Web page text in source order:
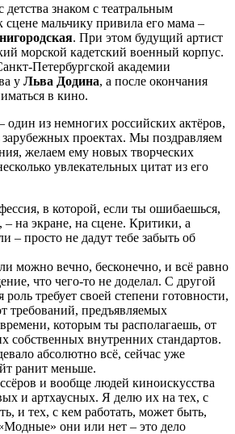
детства знаком с театральным
мальчику привила его мама –
. При этом будущий артист
морской кадетский военный корпус.
Петербургской академии
у Льва Додина, а после окончания
в кино.
один из немногих российских актёров,
проектах. Мы поздравляем
желаем ему новых творческих
увлекательных цитат из его
в которой, если ты ошибаешься,
– на экране, на сцене. Критики, а
– просто не дадут тебе забыть об
можно вечно, бесконечно, и всё равно
что чего-то не доделал. С другой
требует своей степени готовности,
требований, предъявляемых
которым ты располагаешь, от
собственных внутренних стандартов.
абсолютно всё, сейчас уже
ранит меньше.
и вообще людей киноискусства
и артхаусных. Я делю их на тех, с
и тех, с кем работать, может быть,
они или нет – это дело